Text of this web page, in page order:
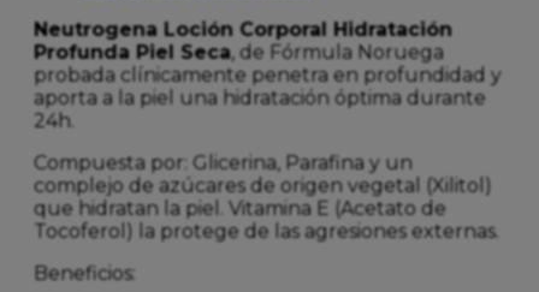
Neutrogena Loción Corporal Hidratación
Profunda Piel Seca, de Fórmula Noruega
probada clínicamente penetra en profundidad y
aporta a la piel una hidratación óptima durante
24h.
Compuesta por: Glicerina, Parafina y un
complejo de azúcares de origen vegetal (Xilitol)
que hidratan la piel. Vitamina E (Acetato de
Tocoferol) la protege de las agresiones externas.
Beneficios: